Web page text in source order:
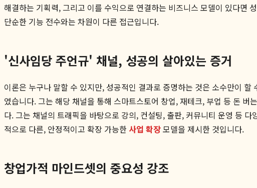
해결하는 기획력, 그리고 이를 수익으로 연결하는 비즈니스 모델이 있다면
단순한 기능 전수와는 차원이 다른 접근입니다.
'신사임당 주언규' 채널, 성공의 살아있는 증거
이론은 누구나 말할 수 있지만, 성공적인 결과로 증명하는 것은 소수만이 할
였습니다. 그는 해당 채널을 통해 스마트스토어 창업, 재테크, 부업 등 돈
다. 그는 채널의 트래픽을 바탕으로 강의, 컨설팅, 출판, 커뮤니티 운영 등
적으로 다른, 안정적이고 확장 가능한 사업 확장모델을 제시한 것입니다.
창업가적 마인드셋의 중요성 강조